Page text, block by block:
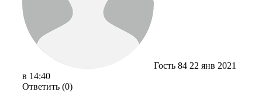
Гость 84 22 янв 2021
в 14:40
Ответить (0)